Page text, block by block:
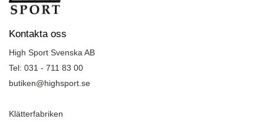
Kontakta oss
High Sport Svenska AB
Tel: 031 - 711 83 00
butiken@highsport.se
Klätterfabriken